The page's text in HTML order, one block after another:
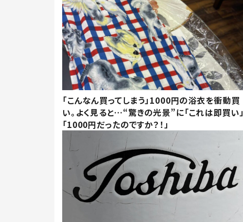
「こんなん買ってしまう」1000円の浴衣を衝動買
い。よく見ると…“驚きの光景”に「これは即買い」
「1000円だったのですか？！」